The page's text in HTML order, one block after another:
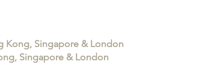
Kong, Singapore & London
Singapore & London